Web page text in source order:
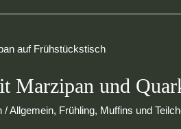
Marzipan und
/Allgemein, Frühling, Muffins und